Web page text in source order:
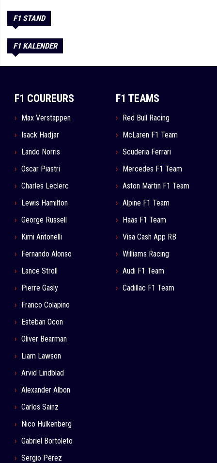
F1 STAND
F1 KALENDER
F1 COUREURS
Max Verstappen
Isack Hadjar
Lando Norris
Oscar Piastri
Charles Leclerc
Lewis Hamilton
George Russell
Kimi Antonelli
Fernando Alonso
Lance Stroll
Pierre Gasly
Franco Colapino
Esteban Ocon
Oliver Bearman
Liam Lawson
Arvid Lindblad
Alexander Albon
Carlos Sainz
Nico Hulkenberg
Gabriel Bortoleto
Sergio Pérez
F1 TEAMS
Red Bull Racing
McLaren F1 Team
Scuderia Ferrari
Mercedes F1 Team
Aston Martin F1 Team
Alpine F1 Team
Haas F1 Team
Visa Cash App RB
Williams Racing
Audi F1 Team
Cadillac F1 Team